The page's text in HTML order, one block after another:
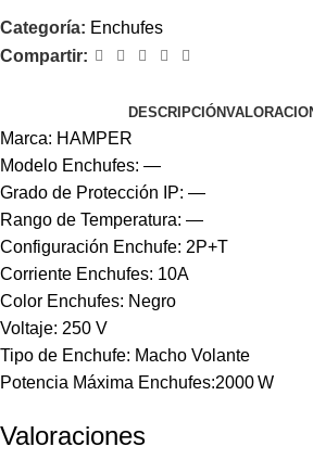
Categoría: Enchufes
Compartir:
DESCRIPCIÓN
Marca: HAMPER
Modelo Enchufes: —
Grado de Protección IP: —
Rango de Temperatura: —
Configuración Enchufe: 2P+T
Corriente Enchufes: 10A
Color Enchufes: Negro
Voltaje: 250 V
Tipo de Enchufe: Macho Volante
Potencia Máxima Enchufes:2000 W
Valoraciones